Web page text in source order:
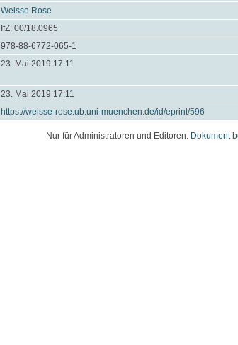
Weisse Rose
IfZ: 00/18.0965
978-88-6772-065-1
23. Mai 2019 17:11
23. Mai 2019 17:11
https://weisse-rose.ub.uni-muenchen.de/id/eprint/596
Nur für Administratoren und Editoren: Dokument